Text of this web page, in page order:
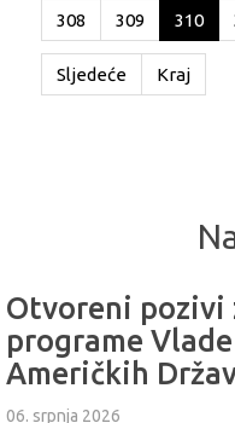
308 309 310
Sljedeće Kraj
Otvoreni pozivi
programe
Američkih
06. srpnja 2026